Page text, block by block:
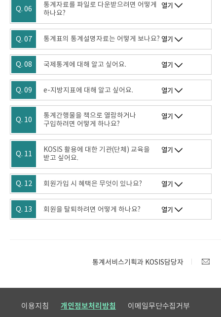
Q. 06
통계자료를 파일로 다운받으려면 어떻게
하나요?
열기
Q. 07 통계표의 통계설명자료는 어떻게 보나요? 열기
Q. 08 국제통계에 대해 알고 싶어요. 열기
Q. 09 e-지방지표에 대해 알고 싶어요. 열기
Q. 10
통계간행물을 책으로 열람하거나
구입하려면 어떻게 하나요?
열기
Q. 11
KOSIS 활용에 대한 기관(단체) 교육을
받고 싶어요.
열기
Q. 12 회원가입 시 혜택은 무엇이 있나요? 열기
Q. 13 회원을 탈퇴하려면 어떻게 하나요? 열기
통계서비스기획과 KOSIS담당자
이용지침 개인정보처리방침 이메일무단수집거부